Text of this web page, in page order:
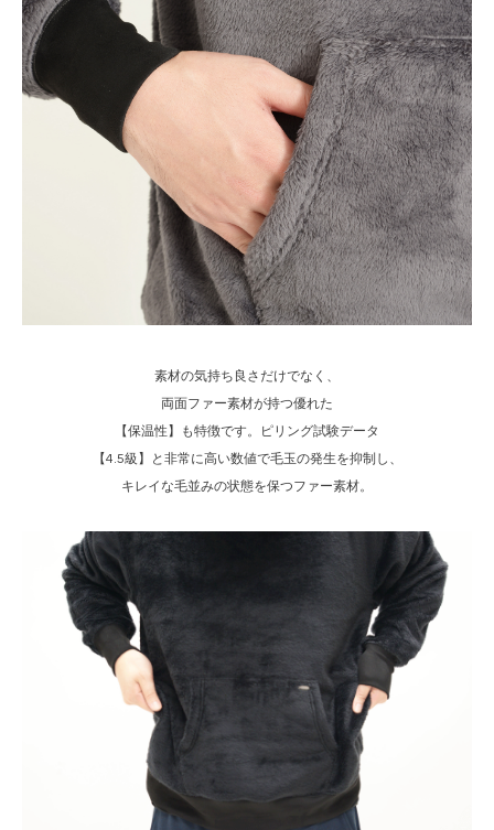
素材の気持ち良さだけでなく、
両面ファー素材が持つ優れた
【保温性】も特徴です。ピリング試験データ
【4.5級】と非常に高い数値で毛玉の発生を抑制し、
キレイな毛並みの状態を保つファー素材。